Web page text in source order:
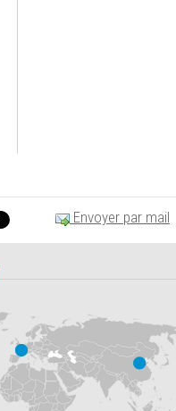
Envoyer par mail